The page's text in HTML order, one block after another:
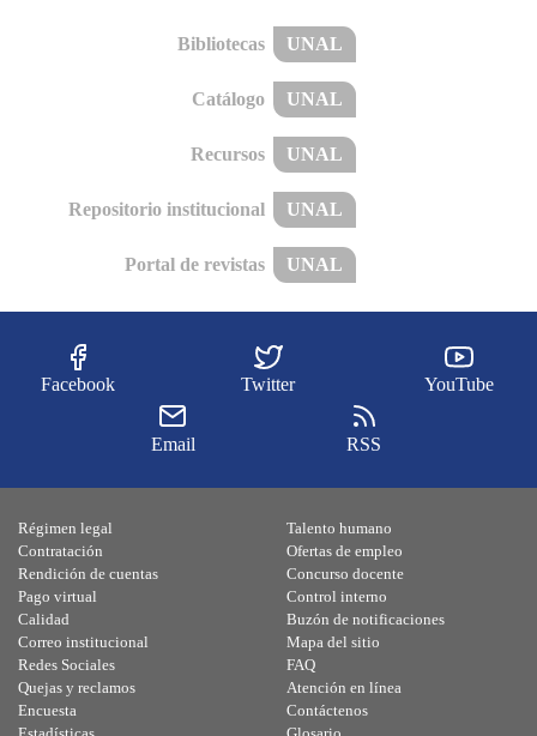
Bibliotecas UNAL
Catálogo UNAL
Recursos UNAL
Repositorio institucional UNAL
Portal de revistas UNAL
Facebook Twitter YouTube
Email RSS
Régimen legal
Contratación
Rendición de cuentas
Pago virtual
Calidad
Talento humano
Ofertas de empleo
Concurso docente
Control interno
Buzón de notificaciones
Correo institucional
Redes Sociales
Quejas y reclamos
Encuesta
Mapa del sitio
FAQ
Atención en línea
Contáctenos